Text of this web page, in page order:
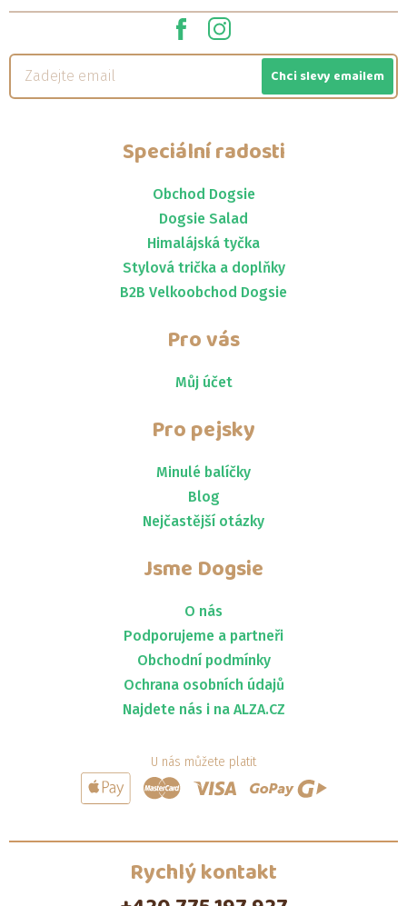
Chci slevy emailem
Speciální radosti
Obchod Dogsie
Dogsie Salad
Himalájská tyčka
Stylová trička a doplňky
B2B Velkoobchod Dogsie
Pro vás
Můj účet
Pro pejsky
Minulé balíčky
Blog
Nejčastější otázky
Jsme Dogsie
O nás
Podporujeme a partneři
Obchodní podmínky
Ochrana osobních údajů
Najdete nás i na ALZA.CZ
U nás můžete platit
Rychlý kontakt